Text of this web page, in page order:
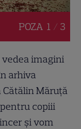
POZA 1 / 3
vedea imagini
arhiva
Măruță
copiii
și vom